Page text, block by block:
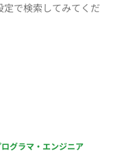
で検索してみてくだ
グラマ・エンジニア